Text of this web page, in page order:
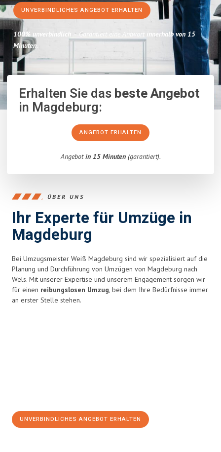
UNVERBINDLICHES ANGEBOT ERHALTEN
100% unverbindlich – Garantiert eine Antwort innerhalb von 15
Minuten.
Erhalten Sie dasbeste Angebot
in Magdeburg:
ANGEBOT ERHALTEN
Angebotin 15 Minuten(garantiert).
ÜBER UNS
Ihr Experte für Umzüge in
Magdeburg
Bei Umzugsmeister Weiß Magdeburg sind wir spezialisiert auf die
Planung und Durchführung von Umzügen von Magdeburg nach
Wels. Mit unserer Expertise und unserem Engagement sorgen wir
für einen reibungslosen Umzug, bei dem Ihre Bedürfnisse immer
an erster Stelle stehen.
UNVERBINDLICHES ANGEBOT ERHALTEN